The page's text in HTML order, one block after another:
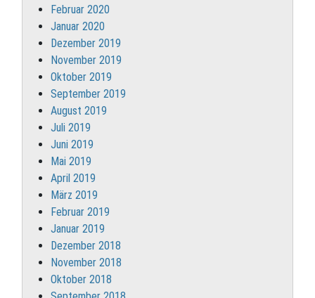
Februar 2020
Januar 2020
Dezember 2019
November 2019
Oktober 2019
September 2019
August 2019
Juli 2019
Juni 2019
Mai 2019
April 2019
März 2019
Februar 2019
Januar 2019
Dezember 2018
November 2018
Oktober 2018